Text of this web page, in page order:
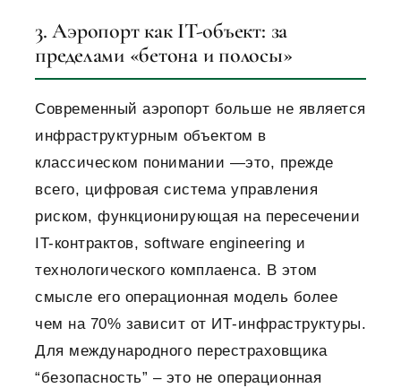
3. Аэропорт как IT-объект: за
пределами «бетона и полосы»
Современный аэропорт больше не является
инфраструктурным объектом в
классическом понимании —это, прежде
всего, цифровая система управления
риском, функционирующая на пересечении
IT-контрактов, software engineering и
технологического комплаенса. В этом
смысле его операционная модель более
чем на 70% зависит от ИТ-инфраструктуры.
Для международного перестраховщика
“безопасность” – это не операционная